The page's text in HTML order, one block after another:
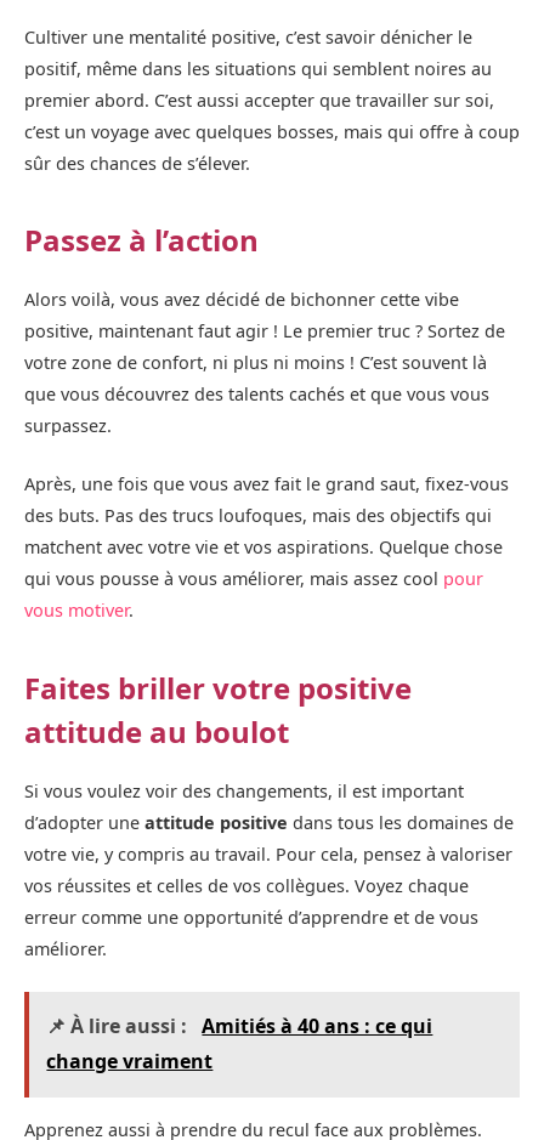
Cultiver une mentalité positive, c’est savoir dénicher le
positif, même dans les situations qui semblent noires au
premier abord. C’est aussi accepter que travailler sur soi,
c’est un voyage avec quelques bosses, mais qui offre à coup
sûr des chances de s’élever.
Passez à l’action
Alors voilà, vous avez décidé de bichonner cette vibe
positive, maintenant faut agir ! Le premier truc ? Sortez de
votre zone de confort, ni plus ni moins ! C’est souvent là
que vous découvrez des talents cachés et que vous vous
surpassez.
Après, une fois que vous avez fait le grand saut, fixez-vous
des buts. Pas des trucs loufoques, mais des objectifs qui
matchent avec votre vie et vos aspirations. Quelque chose
qui vous pousse à vous améliorer, mais assez cool pour
vous motiver.
Faites briller votre positive
attitude au boulot
Si vous voulez voir des changements, il est important
d’adopter une attitude positive dans tous les domaines de
votre vie, y compris au travail. Pour cela, pensez à valoriser
vos réussites et celles de vos collègues. Voyez chaque
erreur comme une opportunité d’apprendre et de vous
améliorer.
📌 À lire aussi :
Amitiés à 40 ans : ce qui
change vraiment
Apprenez aussi à prendre du recul face aux problèmes.